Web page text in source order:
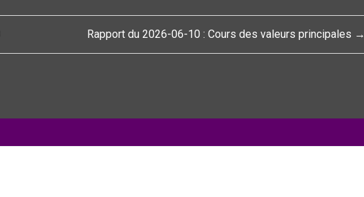
Rapport du 2026-06-10 : Cours des valeurs principales →